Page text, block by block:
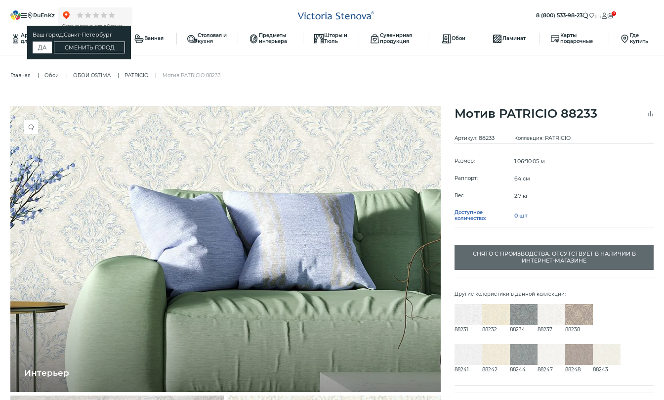
Ваш город:Санкт-Петербург
ДА
СМЕНИТЬ ГОРОД
ru en kz 8 (800) 533-98-23 0
Ароматы
для дома
Спальня Ванная
Столовая и
кухня
Предметы
интерьера
Шторы и
Тюль
Сувенирная
продукция
Обои Ламинат
Карты
подарочные
Где
купить
Главная Обои ОБОИ OSTIMA PATRICIO Мотив PATRICIO 88233
Интерьер
Мотив PATRICIO 88233
Артикул:88233 Коллекция: PATRICIO
Размер: 1.06*10.05 м
Раппорт: 64 см
Вес: 2.7 кг
Доступное
количество:
0 шт
СНЯТО С ПРОИЗВОДСТВА. ОТСУТСТВУЕТ В НАЛИЧИИ В
ИНТЕРНЕТ-МАГАЗИНЕ
Другие колористики в данной коллекции:
88231 88232 88234 88237 88238
88241 88242 88244 88247 88248 88243